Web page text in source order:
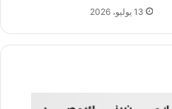
13 يوليو، 2026